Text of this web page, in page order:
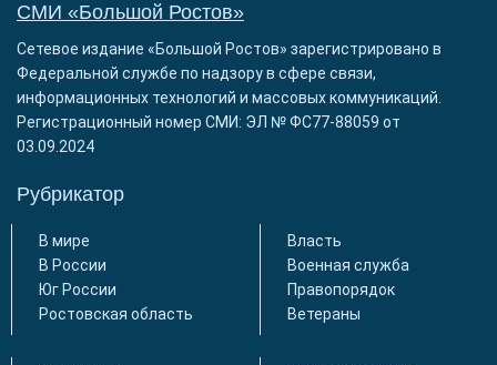
СМИ «Большой Ростов»
Сетевое издание «Большой Ростов» зарегистрировано в
Федеральной службе по надзору в сфере связи,
информационных технологий и массовых коммуникаций.
Регистрационный номер СМИ: ЭЛ № ФС77-88059 от
03.09.2024
Рубрикатор
В мире
В России
Юг России
Ростовская область
Власть
Военная служба
Правопорядок
Ветераны